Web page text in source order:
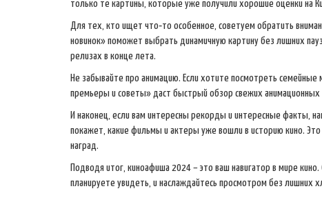
только те картины, которые уже получили хорошие оценки на
Для тех, кто ищет что‑то особенное, советуем обратить
новинок» поможет выбрать динамичную картину без лишних
релизах в конце лета.
Не забывайте про анимацию. Если хотите посмотреть
премьеры и советы» даст быстрый обзор свежих
И наконец, если вам интересны рекорды и интересные факты,
покажет, какие фильмы и актеры уже вошли в историю кино.
наград.
Подводя итог, киноафиша 2024 – это ваш навигатор в мире
планируете увидеть, и наслаждайтесь просмотром без лишних